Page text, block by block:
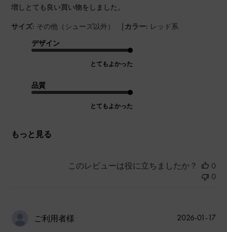
増しとても良い買い物をしました。
サイズ: その他（シューズ以外） | カラー: レッド系
デザイン
とてもよかった
品質
とてもよかった
もっと見る
このレビューは役に立ちましたか？
0
0
ご利用者様
公
2026-01-17